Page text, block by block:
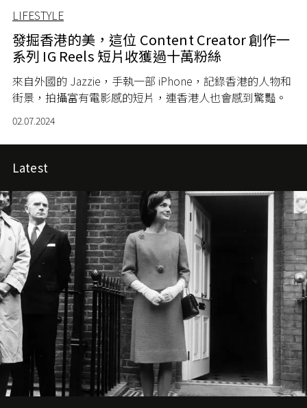
LIFESTYLE
發掘香港的美，這位 Content Creator 創作一
系列 IG Reels 短片收獲過十萬粉絲
來自外國的 Jazzie ，手執一部 iPhone ，記錄香港的人物和
街景，拍攝富有電影感的短片，連香港人也會感到驚豔。
02.07.2024
Latest